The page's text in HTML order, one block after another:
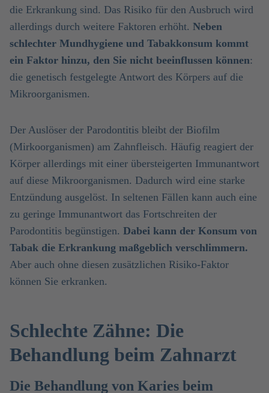
die Erkrankung sind. Das Risiko für den Ausbruch wird
allerdings durch weitere Faktoren erhöht. Neben
schlechter Mundhygiene und Tabakkonsum kommt
ein Faktor hinzu, den Sie nicht beeinflussen können:
die genetisch festgelegte Antwort des Körpers auf die
Mikroorganismen.
Der Auslöser der Parodontitis bleibt der Biofilm
(Mirkoorganismen) am Zahnfleisch. Häufig reagiert der
Körper allerdings mit einer übersteigerten Immunantwort
auf diese Mikroorganismen. Dadurch wird eine starke
Entzündung ausgelöst. In seltenen Fällen kann auch eine
zu geringe Immunantwort das Fortschreiten der
Parodontitis begünstigen. Dabei kann der Konsum von
Tabak die Erkrankung maßgeblich verschlimmern.
Aber auch ohne diesen zusätzlichen Risiko-Faktor
können Sie erkranken.
Schlechte Zähne: Die
Behandlung beim Zahnarzt
Die Behandlung von Karies beim